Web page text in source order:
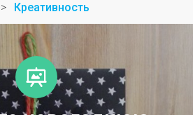
Креативность